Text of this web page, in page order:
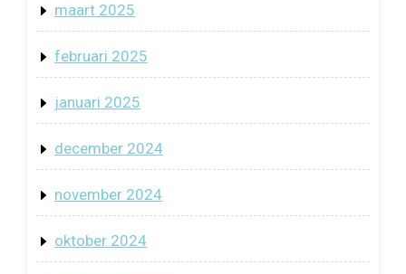
maart 2025
februari 2025
januari 2025
december 2024
november 2024
oktober 2024